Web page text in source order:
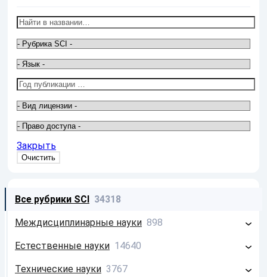
Закрыть
Все рубрики SCI 34318
Междисциплинарные науки 898
Философия
213
Естественные науки 14640
Математика 2586
Технические науки 3767